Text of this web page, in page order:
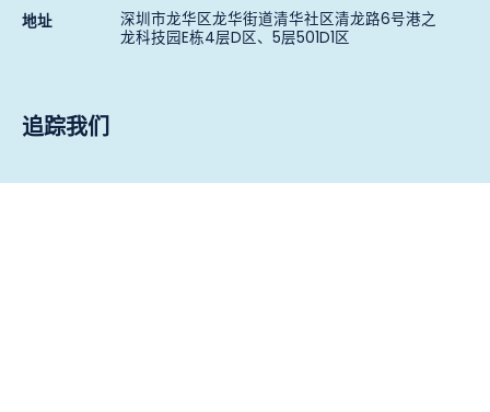
地址 深圳市龙华区龙华街道清华社区清龙路6号港之
龙科技园E栋4层D区、5层501D1区
追踪我们